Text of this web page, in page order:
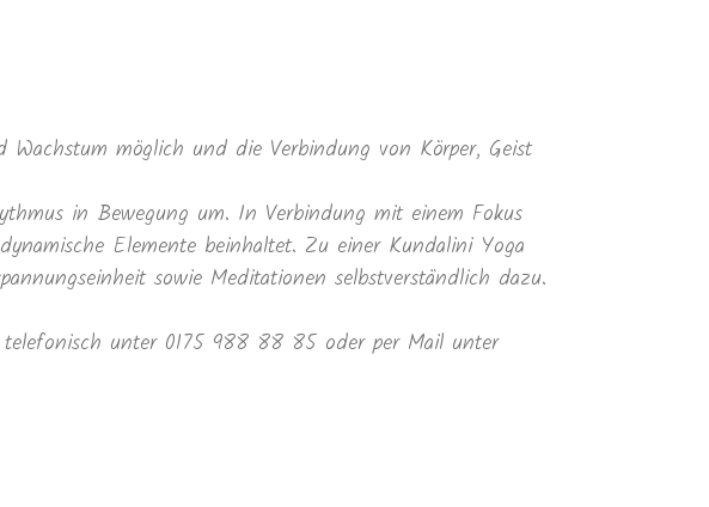
möglich und die Verbindung von Körper, Geist
in Bewegung um. In Verbindung mit einem Fokus
Elemente beinhaltet. Zu einer Kundalini Yoga
sowie Meditationen selbstverständlich dazu.
unter 0175 988 88 85 oder per Mail unter